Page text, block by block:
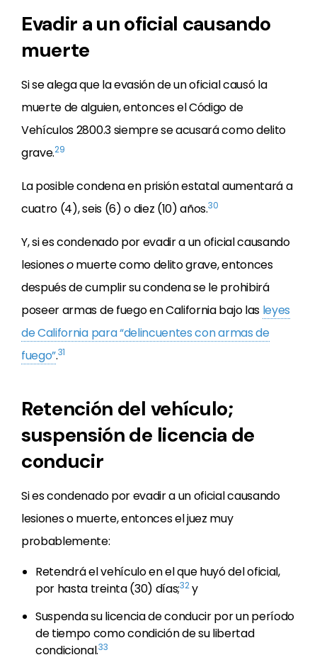
Evadir a un oficial causando
muerte
Si se alega que la evasión de un oficial causó la
muerte de alguien, entonces el Código de
Vehículos 2800.3 siempre se acusará como delito
grave.29
La posible condena en prisión estatal aumentará a
cuatro (4), seis (6) o diez (10) años.30
Y, si es condenado por evadir a un oficial causando
lesionesomuerte como delito grave, entonces
después de cumplir su condena se le prohibirá
poseer armas de fuego en California bajo las leyes
de California para “delincuentes con armas de
fuego”.31
Retención del vehículo;
suspensión de licencia de
conducir
Si es condenado por evadir a un oficial causando
lesiones o muerte, entonces el juez muy
probablemente:
Retendrá el vehículo en el que huyó del oficial,
por hasta treinta (30) días;32y
Suspenda su licencia de conducir por un período
de tiempo como condición de su libertad
condicional.33